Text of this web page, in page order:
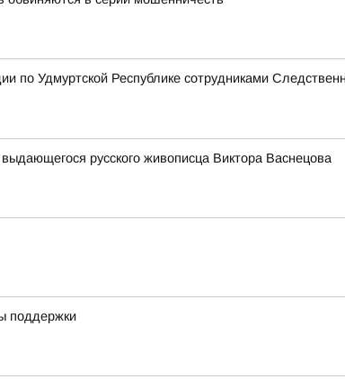
Удмуртской Республике сотрудниками
русского живописца Виктора Васнецова
поддержки